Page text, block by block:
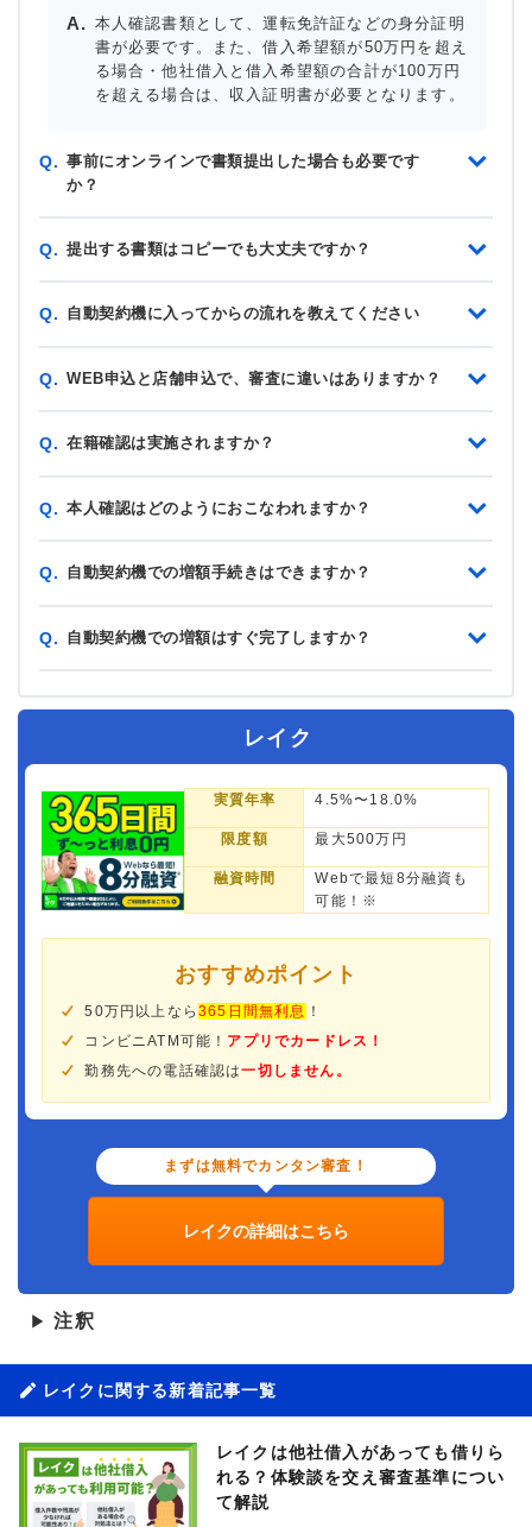
本人確認書類として、運転免許証などの身分証明
書が必要です。また、借入希望額が50万円を超え
る場合・他社借入と借入希望額の合計が100万円
を超える場合は、収入証明書が必要となります。
Q. 事前にオンラインで書類提出した場合も必要です
か？
Q. 提出する書類はコピーでも大丈夫ですか？
Q. 自動契約機に入ってからの流れを教えてください
Q. WEB申込と店舗申込で、審査に違いはありますか？
Q. 在籍確認は実施されますか？
Q. 本人確認はどのようにおこなわれますか？
Q. 自動契約機での増額手続きはできますか？
Q. 自動契約機での増額はすぐ完了しますか？
レイク
実質年率 4.5%〜18.0%
限度額 最大500万円
融資時間
Webで最短8分融資も
可能！※
おすすめポイント
50万円以上なら365日間無利息
！
コンビニATM可能！ アプリでカードレス！
勤務先への電話確認は一切しません。
まずは無料でカンタン審査！
レイクの詳細はこちら
▶ 注釈
レイクに関する新着記事一覧
レイクは他社借入があっても借りら
れる？体験談を交え審査基準につい
て解説